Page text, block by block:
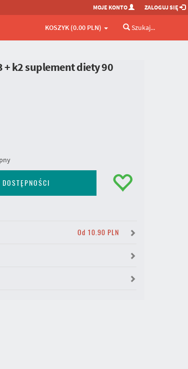
MOJE KONTO ZALOGUJ SIĘ
KOSZYK (0.00 PLN) Szukaj...
+ k2 suplement diety 90
Od 10.90 PLN